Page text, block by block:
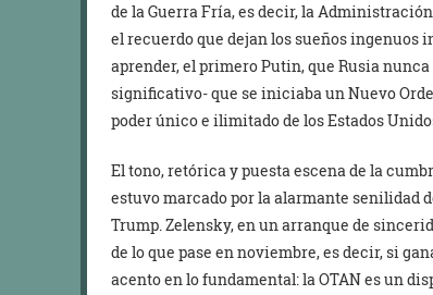
de la Guerra Fría, es decir, la
el recuerdo que dejan los sueños
aprender, el primero Putin, que Rusia
significativo- que se iniciaba un Nuevo
poder único e ilimitado de los Estados
El tono, retórica y puesta escena de la
estuvo marcado por la alarmante senilidad
Trump. Zelensky, en un arranque de
de lo que pase en noviembre, es decir, si
acento en lo fundamental: la OTAN es un